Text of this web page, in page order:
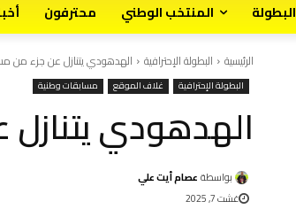
البطولة المنتخب الوطني محترفون
الرئيسية البطولة الإحترافية الهدهودي يتنازل عن جزء من
البطولة الإحترافية غلاف الموقع مسابقات وطنية
الهدهودي
بواسطة عصام أيت علي
غشت 7, 2025